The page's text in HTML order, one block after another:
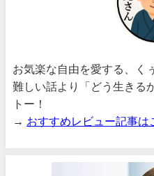
お気楽な自由を愛する、く
難しい話より「どう生きる
トー！
→ おすすめレビュー記事は